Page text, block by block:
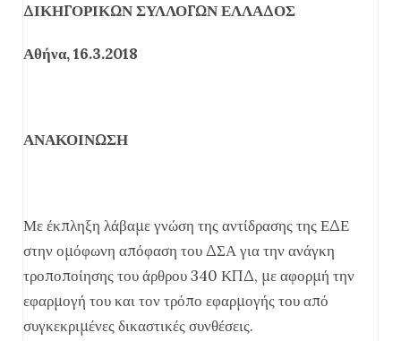
ΔΙΚΗΓΟΡΙΚΩΝ ΣΥΛΛΟΓΩΝ ΕΛΛΑΔΟΣ
Αθήνα, 16.3.2018
ΑΝΑΚΟΙΝΩΣΗ
Με έκπληξη λάβαμε γνώση της αντίδρασης της ΕΔΕ
στην ομόφωνη απόφαση του ΔΣΑ για την ανάγκη
τροποποίησης του άρθρου 340 ΚΠΔ, με αφορμή την
εφαρμογή του και τον τρόπο εφαρμογής του από
συγκεκριμένες δικαστικές συνθέσεις.